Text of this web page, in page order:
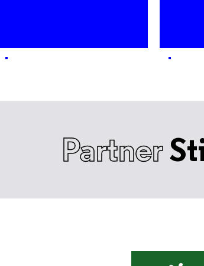
Partner